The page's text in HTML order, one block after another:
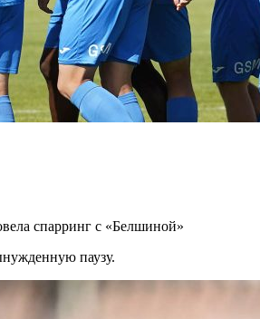
спарринг с «Белшиной»
паузу.